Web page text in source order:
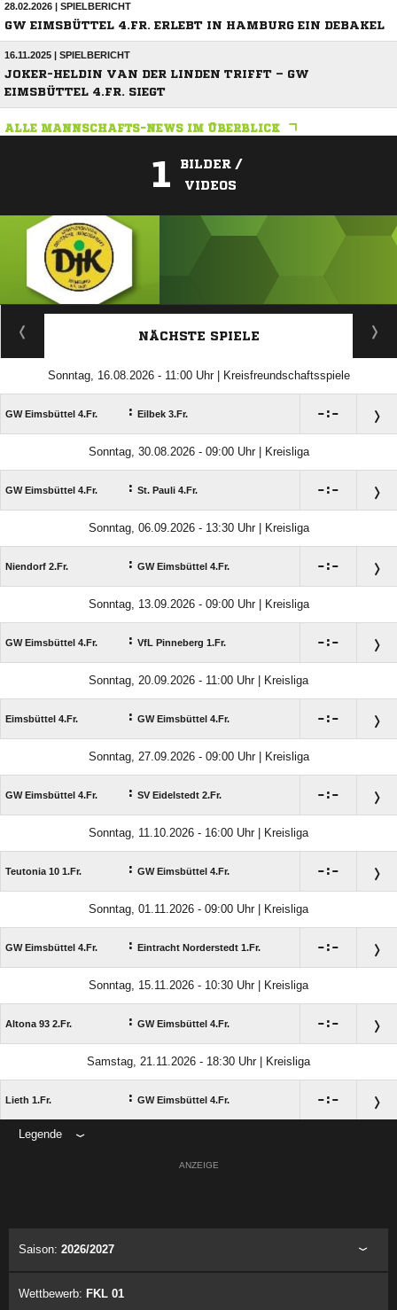
28.02.2026 | SPIELBERICHT
GW EIMSBÜTTEL 4.FR. ERLEBT IN HAMBURG EIN DEBAKEL
16.11.2025 | SPIELBERICHT
JOKER-HELDIN VAN DER LINDEN TRIFFT – GW
EIMSBÜTTEL 4.FR. SIEGT
ALLE MANNSCHAFTS-NEWS IM ÜBERBLICK
1
BILDER /
VIDEOS
ANZEIGE
NÄCHSTE SPIELE
Sonntag, 16.08.2026 - 11:00 Uhr | Kreisfreundschaftsspiele
GW Eimsbüttel 4.Fr. : Eilbek 3.Fr. :
Sonntag, 30.08.2026 - 09:00 Uhr | Kreisliga
GW Eimsbüttel 4.Fr. : St. Pauli 4.Fr. :
Sonntag, 06.09.2026 - 13:30 Uhr | Kreisliga
Niendorf 2.Fr. : GW Eimsbüttel 4.Fr. :
Sonntag, 13.09.2026 - 09:00 Uhr | Kreisliga
GW Eimsbüttel 4.Fr. : VfL Pinneberg 1.Fr. :
Sonntag, 20.09.2026 - 11:00 Uhr | Kreisliga
Eimsbüttel 4.Fr. : GW Eimsbüttel 4.Fr. :
Sonntag, 27.09.2026 - 09:00 Uhr | Kreisliga
GW Eimsbüttel 4.Fr. : SV Eidelstedt 2.Fr. :
Sonntag, 11.10.2026 - 16:00 Uhr | Kreisliga
Teutonia 10 1.Fr. : GW Eimsbüttel 4.Fr. :
Sonntag, 01.11.2026 - 09:00 Uhr | Kreisliga
GW Eimsbüttel 4.Fr. : Eintracht Norderstedt 1.Fr. :
Sonntag, 15.11.2026 - 10:30 Uhr | Kreisliga
Altona 93 2.Fr. : GW Eimsbüttel 4.Fr. :
Samstag, 21.11.2026 - 18:30 Uhr | Kreisliga
Lieth 1.Fr. : GW Eimsbüttel 4.Fr. :
Legende
ANZEIGE
Saison: 2026/2027
Wettbewerb: FKL 01